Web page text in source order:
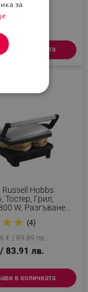
54.74 лв.
в количката
Russell Hobbs
Тостер, Грил,
W, Разгъване
Черен/
★ ★ (4)
€ / 89.89 лв.
83.91 лв.
в количката
за